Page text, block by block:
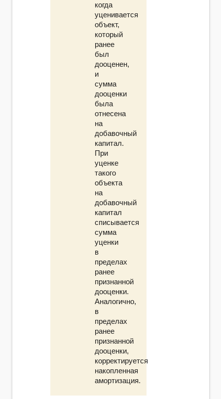
когда
уценивается
объект,
который
ранее
был
дооценен,
и
сумма
дооценки
была
отнесена
на
добавочный
капитал.
При
уценке
такого
объекта
на
добавочный
капитал
списывается
сумма
уценки
в
пределах
ранее
признанной
дооценки.
Аналогично,
в
пределах
ранее
признанной
дооценки,
корректируется
накопленная
амортизация.